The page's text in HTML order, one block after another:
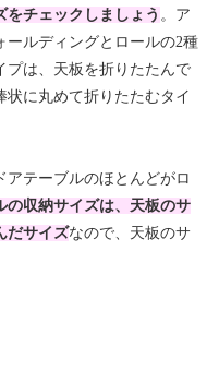
をチェックしましょう 。ア
ールディングとロールの2種
プは、天板を折りたたんで
状に丸めて折りたたむタイ
アテーブルのほとんどがロ
の収納サイズは、天板のサ
だサイズなので、天板のサ